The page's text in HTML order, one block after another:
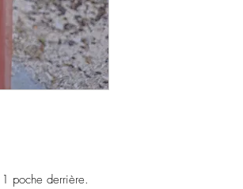
poche derrière.